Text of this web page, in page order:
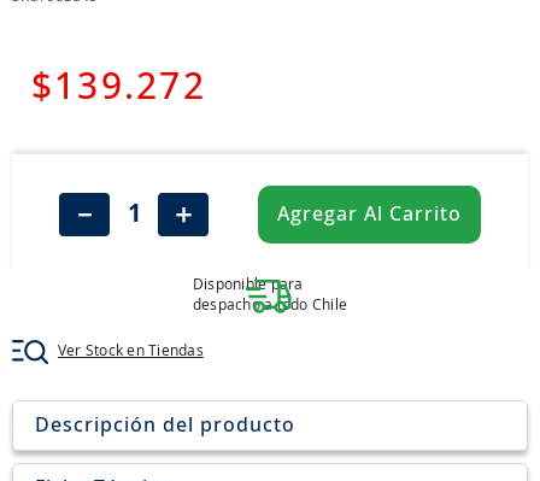
$139.272
＋
－ Agregar Al Carrito
Disponible para
despacho a todo Chile
Ver Stock en Tiendas
Descripción del producto
7.
jockey
john deere